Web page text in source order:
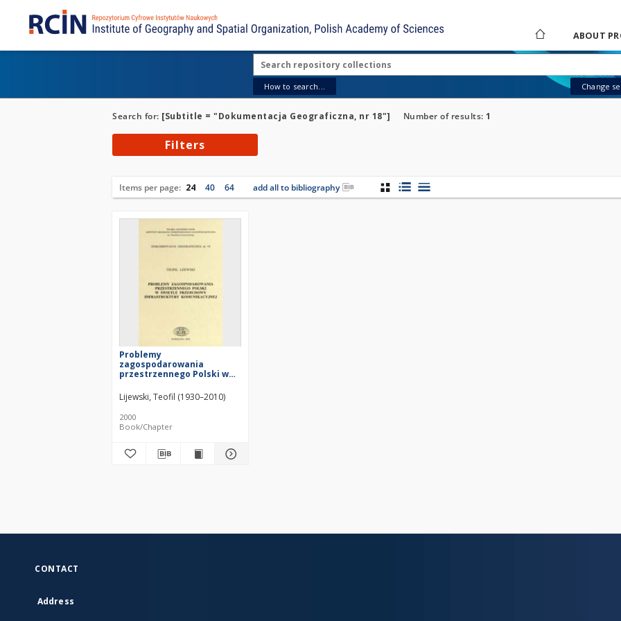
ABOUT
How to search... Change
Search for: [Subtitle = "Dokumentacja Geograficzna, nr 18"] Number of results: 1
Filters
Items per page: 24 40 64 add all to bibliography
Problemy
zagospodarowania
przestrzennego Polski w
infrastruktury
komunikacyjnej
Lijewski, Teofil (1930–2010)
2000
Book/Chapter
CONTACT
Address